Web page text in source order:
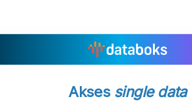
Akses single data